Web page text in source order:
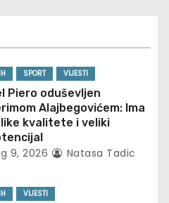
SPORT VIJESTI
Piero oduševljen
Alajbegovićem: Ima
kvalitete i veliki
9, 2026 Natasa Tadic
VIJESTI